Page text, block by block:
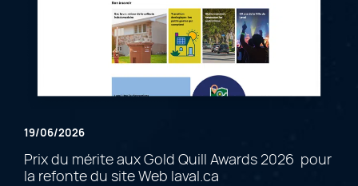
19/06/2026
Prix du mérite aux Gold Quill Awards 2026 pour
la refonte du site Web laval.ca